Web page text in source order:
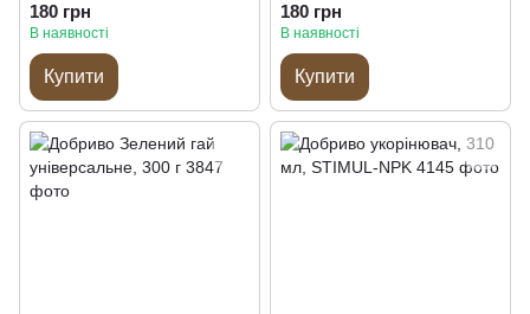
180 грн
В наявності
Купити
180 грн
В наявності
Купити